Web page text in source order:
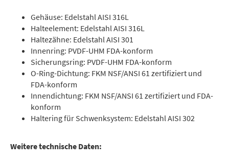
Gehäuse: Edelstahl AISI 316L
Halteelement: Edelstahl AISI 316L
Haltezähne: Edelstahl AISI 301
Innenring: PVDF-UHM FDA-konform
Sicherungsring: PVDF-UHM FDA-konform
O-Ring-Dichtung: FKM NSF/ANSI 61 zertifiziert und
FDA-konform
Innendichtung: FKM NSF/ANSI 61 zertifiziert und FDA-
konform
Haltering für Schwenksystem: Edelstahl AISI 302
Weitere technische Daten: